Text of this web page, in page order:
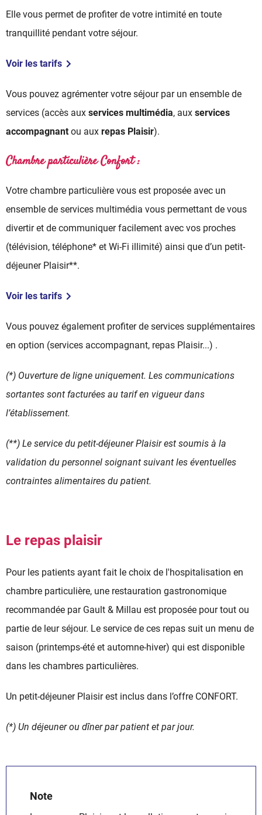
Elle vous permet de profiter de votre intimité en toute
tranquillité pendant votre séjour.
Voir les tarifs
Vous pouvez agrémenter votre séjour par un ensemble de
services (accès aux services multimédia, aux services
accompagnant ou aux repas Plaisir).
Chambre particulière Confort :
Votre chambre particulière vous est proposée avec un
ensemble de services multimédia vous permettant de vous
divertir et de communiquer facilement avec vos proches
(télévision, téléphone* et Wi-Fi illimité) ainsi que d’un petit-
déjeuner Plaisir**.
Voir les tarifs
Vous pouvez également profiter de services supplémentaires
en option (services accompagnant, repas Plaisir...) .
(*) Ouverture de ligne uniquement. Les communications
sortantes sont facturées au tarif en vigueur dans
l’établissement.
(**) Le service du petit-déjeuner Plaisir est soumis à la
validation du personnel soignant suivant les éventuelles
contraintes alimentaires du patient.
Le repas plaisir
Pour les patients ayant fait le choix de l'hospitalisation en
chambre particulière, une restauration gastronomique
recommandée par Gault & Millau est proposée pour tout ou
partie de leur séjour. Le service de ces repas suit un menu de
saison (printemps-été et automne-hiver) qui est disponible
dans les chambres particulières.
Un petit-déjeuner Plaisir est inclus dans l’offre CONFORT.
(*) Un déjeuner ou dîner par patient et par jour.
Note